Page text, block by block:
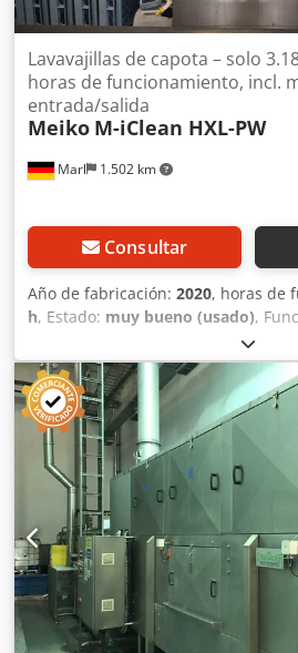
Marl 1.502 km
Lavavajillas de capota – solo
horas de funcionamiento, incl.
entrada/salida
Meiko M-iClean HXL-PW
Consultar
Año de fabricación: 2020, horas de
h, Estado: muy bueno (usado),
, número de máquina/
M-iClean HXL-PW: lavavajillas
la gama premium, procedente del
continuo de un espacio para
según el panel de la máquina: solo
funcionamiento y 23.991 ciclos,
excepcionalmente baja para su año
(captura de pantalla en las
27.02.2020, número de serie:
Dsdpfxjznd U Sj Apvjck
cesta de 2 × 500 × 500 mm, hasta
PowerWash con varios niveles de
sistema automático de apertura de
reconocimiento automático de la